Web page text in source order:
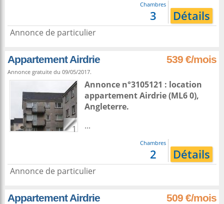
Chambres
3 Détails
Annonce de particulier
Appartement Airdrie 539 €/mois
Annonce gratuite du 09/05/2017.
1
Annonce n°3105121 : location
appartementAirdrie(ML6 0),
Angleterre.
...
Chambres
2 Détails
Annonce de particulier
Appartement Airdrie 509 €/mois